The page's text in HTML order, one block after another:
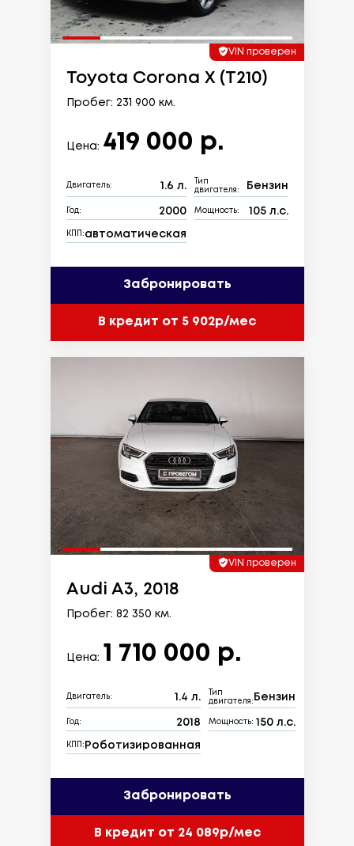
VIN проверен
Toyota Corona X (T210)
Пробег: 231 900 км.
Цена: 419 000 р.
Двигатель: 1.6 л.
Тип
двигателя:
Бензин
Год: 2000 Мощность: 105 л.с.
КПП: автоматическая
Забронировать
В кредит от 5 902р/мес
VIN проверен
Audi A3, 2018
Пробег: 82 350 км.
Цена: 1 710 000 р.
Двигатель: 1.4 л.
Тип
двигателя: Бензин
Год: 2018 Мощность: 150 л.с.
КПП: Роботизированная
Забронировать
В кредит от 24 089р/мес